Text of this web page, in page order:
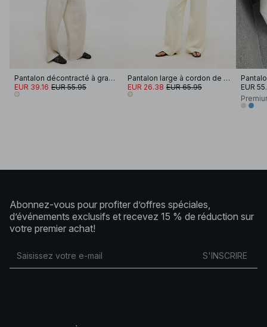
Pantalon décontracté à grandes poches
EUR 39.16 EUR 55.95
Pantalon large à cordon de serrage
EUR 26.38 EUR 65.95
EUR
Abonnez-vous pour profiter d’offres spéciales,
d’événements exclusifs et recevez 15 % de réduction sur
votre premier achat!
S'INSCRIRE